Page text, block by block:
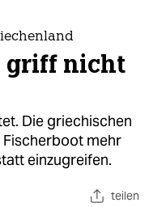
griff nicht
Die griechischen
mehr
einzugreifen.
teilen